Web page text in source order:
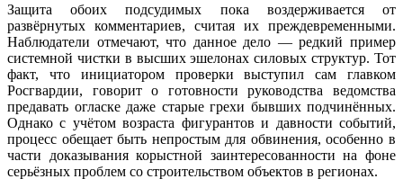
Защита обоих подсудимых пока воздерживается от
развёрнутых комментариев, считая их преждевременными.
Наблюдатели отмечают, что данное дело — редкий пример
системной чистки в высших эшелонах силовых структур. Тот
факт, что инициатором проверки выступил сам главком
Росгвардии, говорит о готовности руководства ведомства
предавать огласке даже старые грехи бывших подчинённых.
Однако с учётом возраста фигурантов и давности событий,
процесс обещает быть непростым для обвинения, особенно в
части доказывания корыстной заинтересованности на фоне
серьёзных проблем со строительством объектов в регионах.